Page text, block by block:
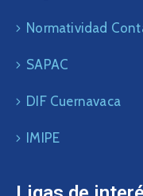
Normatividad
SAPAC
DIF Cuernavaca
IMIPE